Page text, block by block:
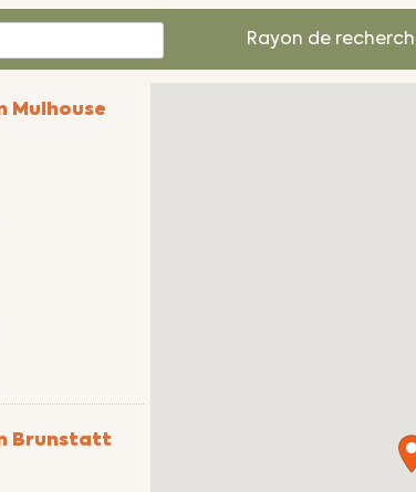
Rayon de
Mulhouse
Brunstatt